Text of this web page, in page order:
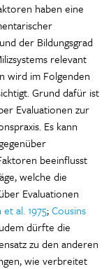
haben eine
der Bildungsgrad
relevant
wird im Folgenden
Grund dafür ist
Evaluationen zur
Es kann
beeinflusst
welche die
Evaluationen
et al. 1975;Cousins
dürfte die
zu den anderen
wie verbreitet